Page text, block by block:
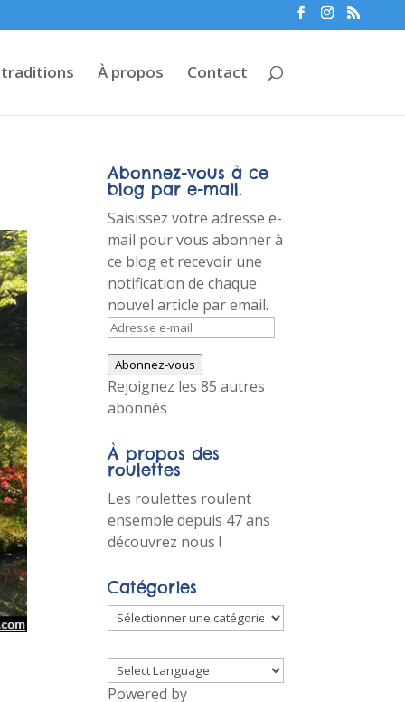
À propos Contact
Abonnez-vous à ce
blog par e-mail.
Saisissez votre adresse e-
mail pour vous abonner à
ce blog et recevoir une
notification de chaque
nouvel article par email.
Adresse
mail
Abonnez-vous
Rejoignez les 85 autres
abonnés
À propos des
roulettes
Les roulettes roulent
ensemble depuis 47 ans
découvrez nous !
Catégories
Catégories
Powered by